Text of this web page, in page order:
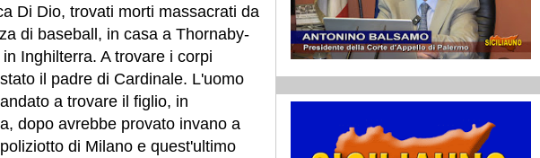
Di Dio, trovati morti massacrati da
di baseball, in casa a Thornaby-
Inghilterra. A trovare i corpi
il padre di Cardinale. L'uomo
a trovare il figlio, in
dopo avrebbe provato invano a
di Milano e quest'ultimo